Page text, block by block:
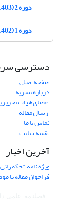
دوره 2 (1403)
دوره 1 (1402)
دسترسی
صفحه اصلی
درباره نشریه
اعضای هیات
ارسال مقاله
تماس با ما
نقشه سایت
آخرین اخبار
ویژه نامه
فراخوان مقاله با